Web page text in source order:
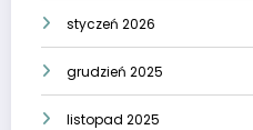
styczeń 2026
grudzień 2025
listopad 2025